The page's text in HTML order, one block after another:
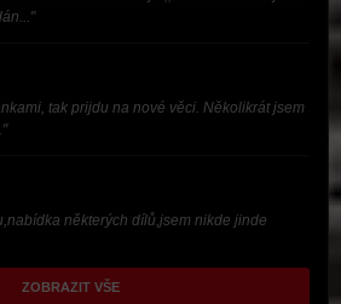
tak prijdu na nové věci. Několikrát jsem
některých dílů,jsem nikde jinde
ZOBRAZIT VŠE